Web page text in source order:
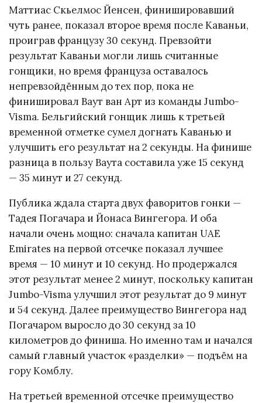
Маттиас Скьелмос Йенсен, финишировавший
чуть ранее, показал второе время после Каваньи,
проиграв французу 30 секунд. Превзойти
результат Каваньи могли лишь считанные
гонщики, но время француза оставалось
непревзойдённым до тех пор, пока не
финишировал Ваут ван Арт из команды Jumbo-
Visma. Бельгийский гонщик лишь к третьей
временной отметке сумел догнать Каванью и
улучшить его результат на 2 секунды. На финише
разница в пользу Ваута составила уже 15 секунд
— 35 минут и 27 секунд.
Публика ждала старта двух фаворитов гонки —
Тадея Погачара и Йонаса Вингегора. И оба
начали очень мощно: сначала капитан UAE
Emirates на первой отсечке показал лучшее
время — 10 минут и 10 секунд. Но продержался
этот результат менее 2 минут, поскольку капитан
Jumbo-Visma улучшил этот результат до 9 минут
и 54 секунд. Далее преимущество Вингегора над
Погачаром выросло до 30 секунд за 10
километров до финиша. Но именно там и начался
самый главный участок «разделки» — подъём на
гору Комблу.
На третьей временной отсечке преимущество